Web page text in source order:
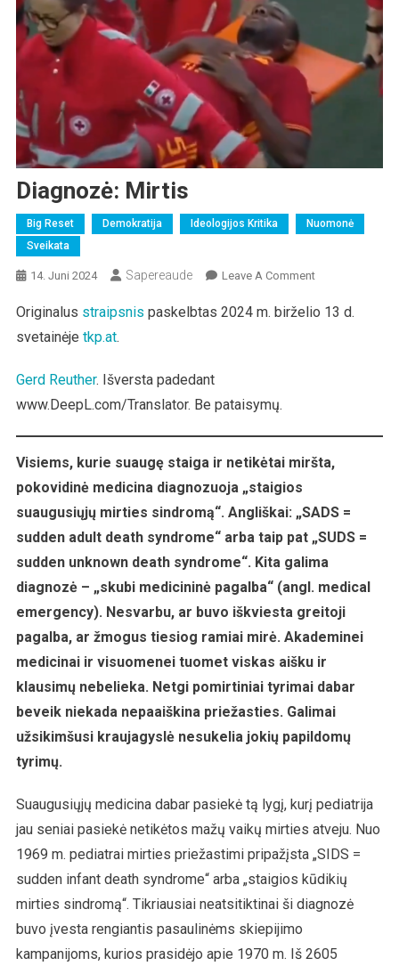
Diagnozė: Mirtis
Big Reset Demokratija Ideologijos Kritika
Nuomonė
Sveikata
14. Juni 2024 Sapereaude Leave A CommentOn
Mirtis
Originalus straipsnis paskelbtas 2024 m. birželio 13 d.
svetainėje tkp.at.
Gerd Reuther. Išversta padedant
www.DeepL.com/Translator. Be pataisymų.
Visiems, kurie suaugę staiga ir netikėtai miršta,
pokovidinė medicina diagnozuoja „staigios
suaugusiųjų mirties sindromą“. Angliškai: „SADS =
sudden adult death syndrome“ arba taip pat „SUDS =
sudden unknown death syndrome“. Kita galima
diagnozė – „skubi medicininė pagalba“ (angl. medical
emergency). Nesvarbu, ar buvo iškviesta greitoji
pagalba, ar žmogus tiesiog ramiai mirė. Akademinei
medicinai ir visuomenei tuomet viskas aišku ir
klausimų nebelieka. Netgi pomirtiniai tyrimai dabar
beveik niekada nepaaiškina priežasties. Galimai
užsikimšusi kraujagyslė nesukelia jokių papildomų
tyrimų.
Suaugusiųjų medicina dabar pasiekė tą lygį, kurį pediatrija
jau seniai pasiekė netikėtos mažų vaikų mirties atveju. Nuo
1969 m. pediatrai mirties priežastimi pripažįsta „SIDS =
sudden infant death syndrome“ arba „staigios kūdikių
mirties sindromą“. Tikriausiai neatsitiktinai ši diagnozė
buvo įvesta rengiantis pasaulinėms skiepijimo
kampanijoms, kurios prasidėjo apie 1970 m. Iš 2605